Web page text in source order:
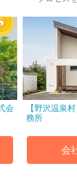
会
【野沢温泉
務所
会